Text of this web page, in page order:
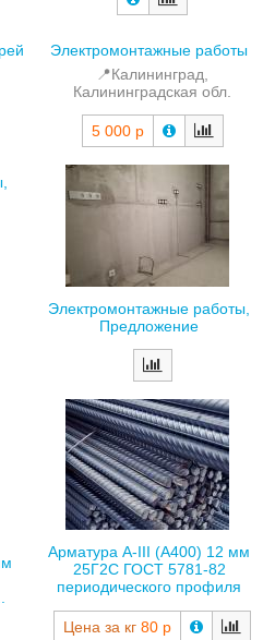
Электромонтажные работы
📍Калининград,
Калининградская обл.
5 000 р
Электромонтажные работы,
Предложение
Арматура А-III (А400) 12 мм
25Г2С ГОСТ 5781-82
периодического профиля
Цена за кг 80 р